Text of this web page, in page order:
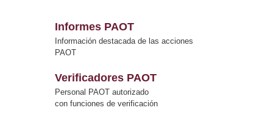
Informes PAOT
Información destacada de las acciones
PAOT
Verificadores PAOT
Personal PAOT autorizado
con funciones de verificación